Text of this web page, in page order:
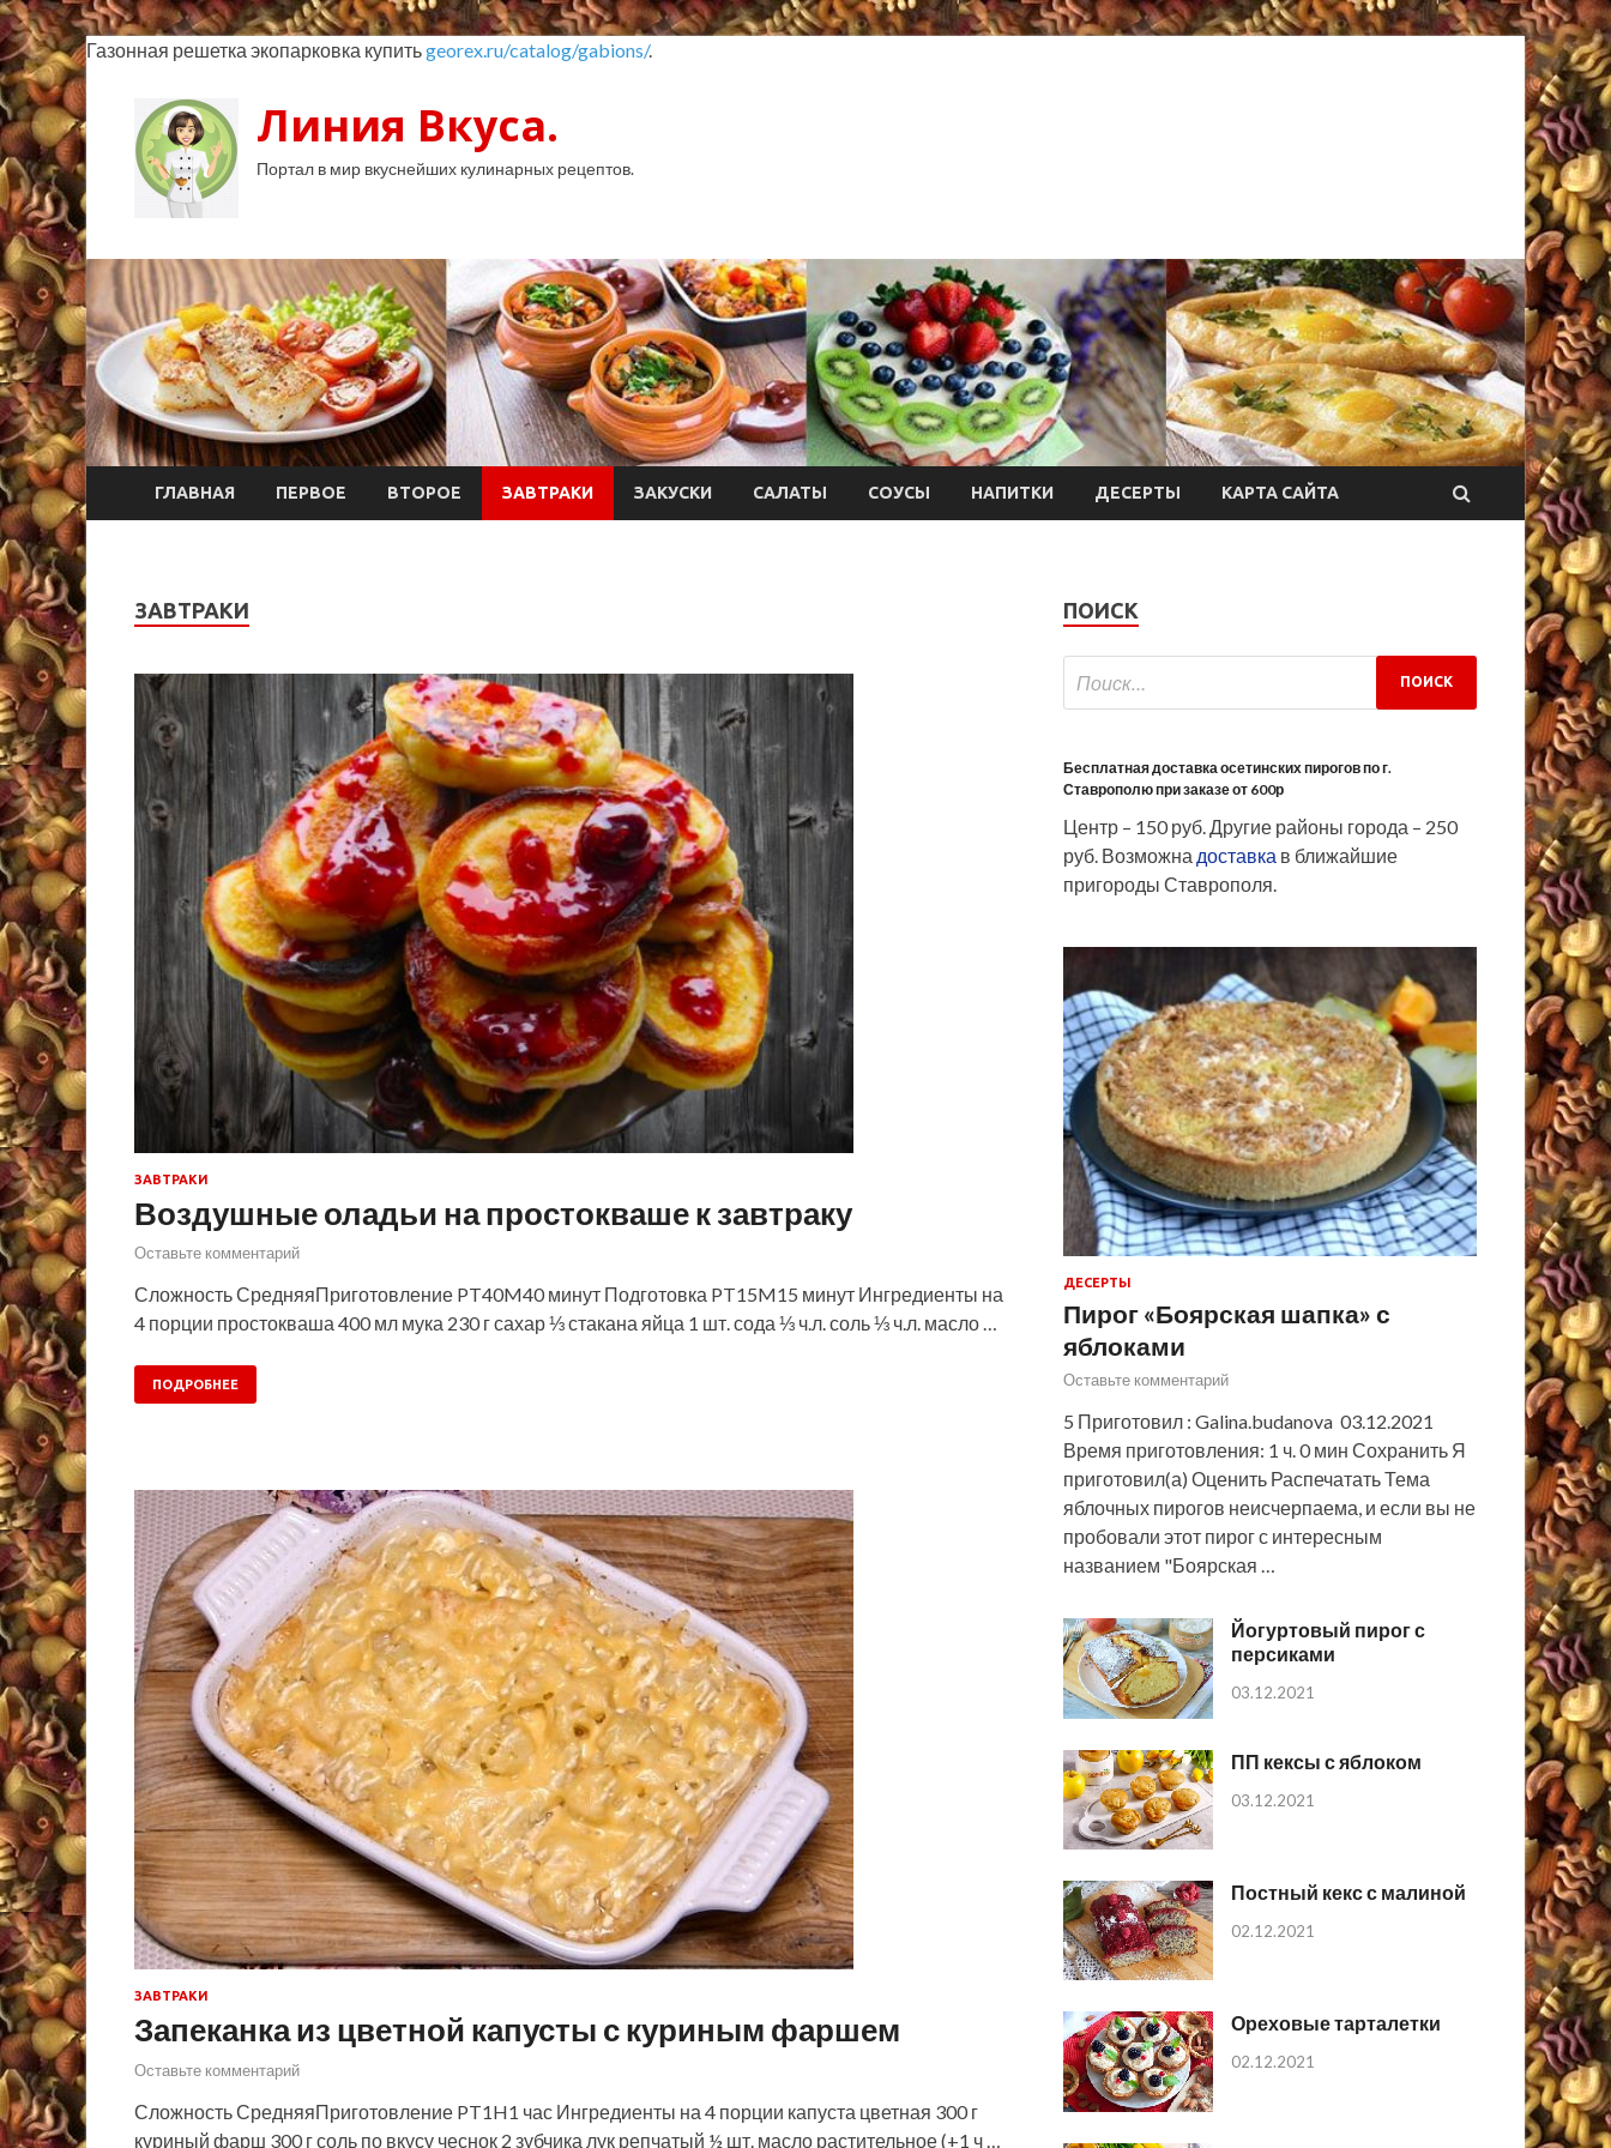
Газонная решетка экопарковка купитьgeorex.ru/catalog/gabions/.
Линия Вкуса.
Портал в мир вкуснейших кулинарных рецептов.
ГЛАВНАЯ ПЕРВОЕ ВТОРОЕ ЗАВТРАКИ ЗАКУСКИ САЛАТЫ СОУСЫ НАПИТКИ ДЕСЕРТЫ КАРТА САЙТА
ЗАВТРАКИ
ЗАВТРАКИ
Воздушные оладьи на простокваше к завтраку
Оставьте комментарий
Сложность СредняяПриготовление PT40M40 минут Подготовка PT15M15 минут Ингредиенты на
4 порции простокваша 400 мл мука 230 г сахар ⅓ стакана яйца 1 шт. сода ⅓ ч.л. соль ⅓ ч.л. масло …
ПОДРОБНЕЕ
ЗАВТРАКИ
Запеканка из цветной капусты с куриным фаршем
Оставьте комментарий
Сложность СредняяПриготовление PT1H1 час Ингредиенты на 4 порции капуста цветная 300 г
куриный фарш 300 г соль по вкусу чеснок 2 зубчика лук репчатый ½ шт. масло растительное (+1 ч …
ПОИСК
Бесплатная доставка осетинских пирогов по г.
Ставрополю при заказе от 600р
Центр – 150 руб. Другие районы города – 250
руб. Возможна доставка в ближайшие
пригороды Ставрополя.
ДЕСЕРТЫ
Пирог «Боярская шапка» с
яблоками
Оставьте комментарий
5 Приготовил : Galina.budanova 03.12.2021
Время приготовления: 1 ч. 0 мин Сохранить Я
приготовил(а) Оценить Распечатать Тема
яблочных пирогов неисчерпаема, и если вы не
пробовали этот пирог с интересным
названием "Боярская …
Йогуртовый пирог с
персиками
03.12.2021
ПП кексы с яблоком
03.12.2021
Постный кекс с малиной
02.12.2021
Ореховые тарталетки
02.12.2021